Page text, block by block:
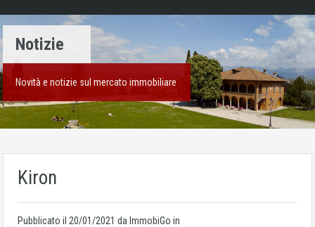
Notizie
Novità e notizie sul mercato immobiliare
Kiron
Pubblicato il 20/01/2021 da ImmobiGo in